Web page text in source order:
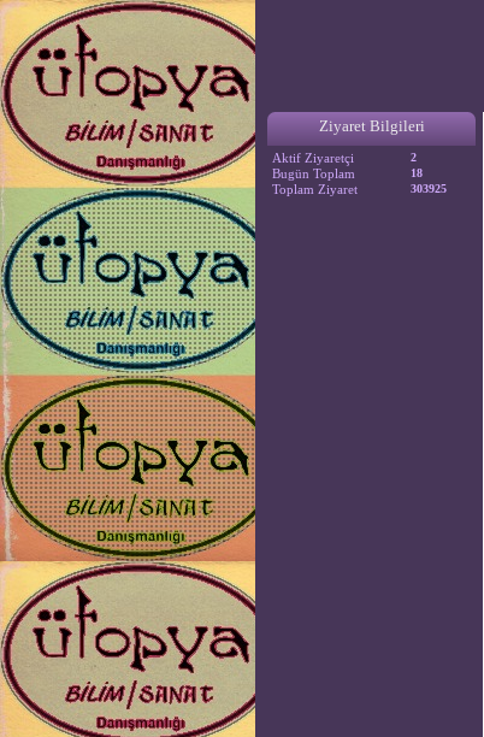
Ziyaret Bilgileri
Aktif Ziyaretçi 2
Bugün Toplam 18
Toplam Ziyaret 303925